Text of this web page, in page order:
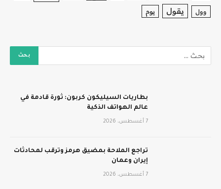
وول يقول يوم
بطاريات السيليكون كربون: ثورة قادمة في
عالم الهواتف الذكية
7 أغسطس، 2026
تراجع الملاحة بمضيق هرمز وترقب لمحادثات
إيران وعمان
7 أغسطس، 2026